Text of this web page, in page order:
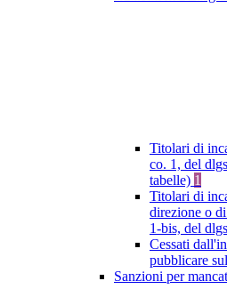
Titolari di
co. 1, del
tabelle) 1
Titolari di
direzione o
1-bis, del
Cessati
pubblicare
Sanzioni per